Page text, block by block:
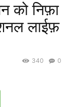
को निफ़ा
लाईफ़
0
340